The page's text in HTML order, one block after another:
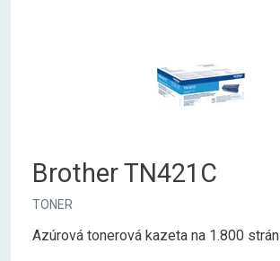
Brother TN421C
TONER
Azúrová tonerová kazeta na 1.800 strán